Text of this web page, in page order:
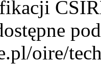
oire/